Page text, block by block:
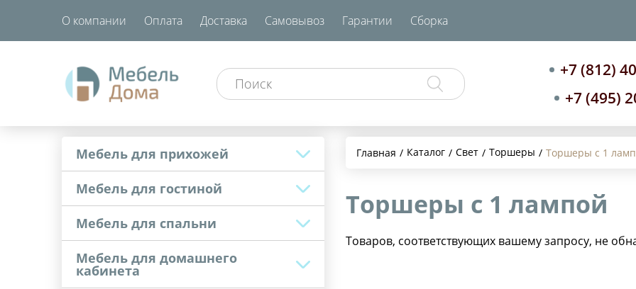
О компании Оплата Доставка Самовывоз Гарантии Сборка
+7 (812)
+7 (495)
Мебель для прихожей
Мебель для гостиной
Мебель для спальни
Мебель для домашнего
кабинета
Главная Каталог Свет Торшеры Торшеры с 1
Торшеры с 1 лампой
Товаров, соответствующих вашему запросу, не